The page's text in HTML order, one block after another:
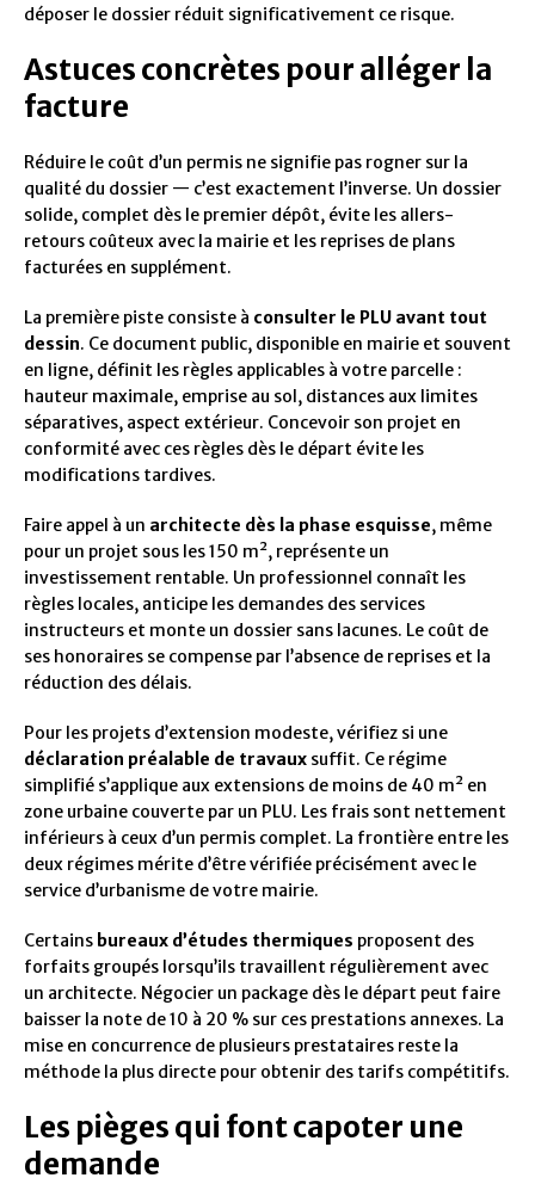
déposer le dossier réduit significativement ce risque.
Astuces concrètes pour alléger la
facture
Réduire le coût d’un permis ne signifie pas rogner sur la
qualité du dossier — c’est exactement l’inverse. Un dossier
solide, complet dès le premier dépôt, évite les allers-
retours coûteux avec la mairie et les reprises de plans
facturées en supplément.
La première piste consiste à consulter le PLU avant tout
dessin. Ce document public, disponible en mairie et souvent
en ligne, définit les règles applicables à votre parcelle :
hauteur maximale, emprise au sol, distances aux limites
séparatives, aspect extérieur. Concevoir son projet en
conformité avec ces règles dès le départ évite les
modifications tardives.
Faire appel à un architecte dès la phase esquisse, même
pour un projet sous les 150 m², représente un
investissement rentable. Un professionnel connaît les
règles locales, anticipe les demandes des services
instructeurs et monte un dossier sans lacunes. Le coût de
ses honoraires se compense par l’absence de reprises et la
réduction des délais.
Pour les projets d’extension modeste, vérifiez si une
déclaration préalable de travaux suffit. Ce régime
simplifié s’applique aux extensions de moins de 40 m² en
zone urbaine couverte par un PLU. Les frais sont nettement
inférieurs à ceux d’un permis complet. La frontière entre les
deux régimes mérite d’être vérifiée précisément avec le
service d’urbanisme de votre mairie.
Certains bureaux d’études thermiques proposent des
forfaits groupés lorsqu’ils travaillent régulièrement avec
un architecte. Négocier un package dès le départ peut faire
baisser la note de 10 à 20 % sur ces prestations annexes. La
mise en concurrence de plusieurs prestataires reste la
méthode la plus directe pour obtenir des tarifs compétitifs.
Les pièges qui font capoter une
demande